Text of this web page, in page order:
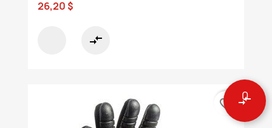
0
compare_arrows
26,20 $
compare_arrows
favorite_border